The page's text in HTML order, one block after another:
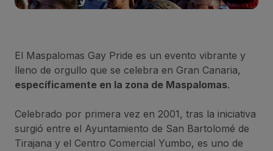
El Maspalomas Gay Pride es un evento vibrante y
lleno de orgullo que se celebra en Gran Canaria,
específicamente en la zona de Maspalomas.
Celebrado por primera vez en 2001, tras la iniciativa
surgió entre el Ayuntamiento de San Bartolomé de
Tirajana y el Centro Comercial Yumbo, es uno de